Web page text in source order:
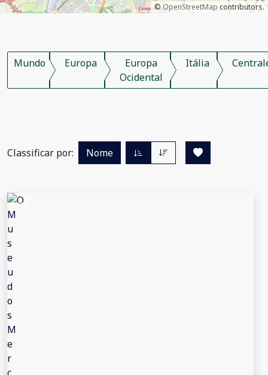
©OpenStreetMap contributors.
Mundo Europa
Europa
Ocidental
Itália
Classificar por: Nome